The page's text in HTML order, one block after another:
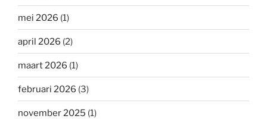
mei 2026 (1)
april 2026 (2)
maart 2026 (1)
februari 2026 (3)
november 2025 (1)